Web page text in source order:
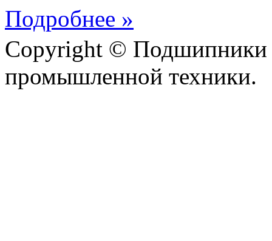
Подробнее »
Copyright © Подшипники
промышленной техники.